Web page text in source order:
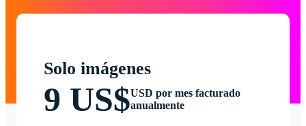
Solo imágenes
9 US$USD por mes facturado
anualmente